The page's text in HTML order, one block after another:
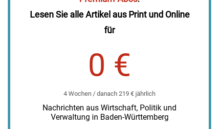
Lesen Sie alle Artikel aus Print und Online
für
0 €
4 Wochen / danach 219 € jährlich
Nachrichten aus Wirtschaft, Politik und
Verwaltung in Baden-Württemberg